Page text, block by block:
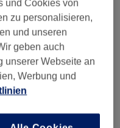
in der Nähe von March
und Cookies von
zu personalisieren,
und unseren
geben auch
unserer Webseite an
Werbung und